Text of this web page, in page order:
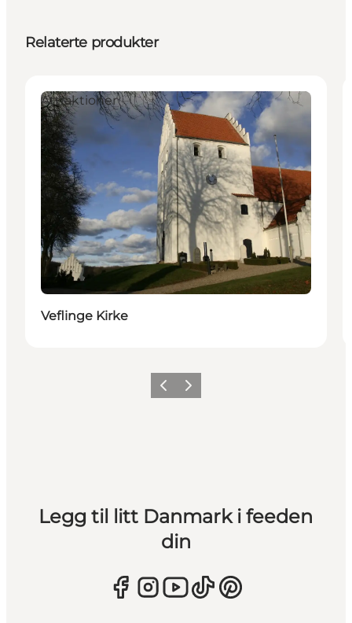
Relaterte produkter
Attraktioner
Veflinge Kirke
ForrigeNeste
Legg til litt Danmark i feeden
din